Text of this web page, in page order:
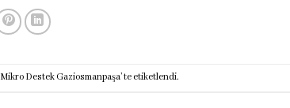
Mikro Destek Gaziosmanpaşa’ te etiketlendi.